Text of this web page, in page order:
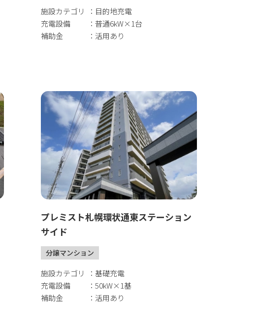
施設カテゴリ
目的地充電
充電設備
普通6kW×1台
補助金
活用あり
プレミスト札幌環状通東ステーション
サイド
分譲マンション
施設カテゴリ
基礎充電
充電設備
50kW×1基
補助金
活用あり